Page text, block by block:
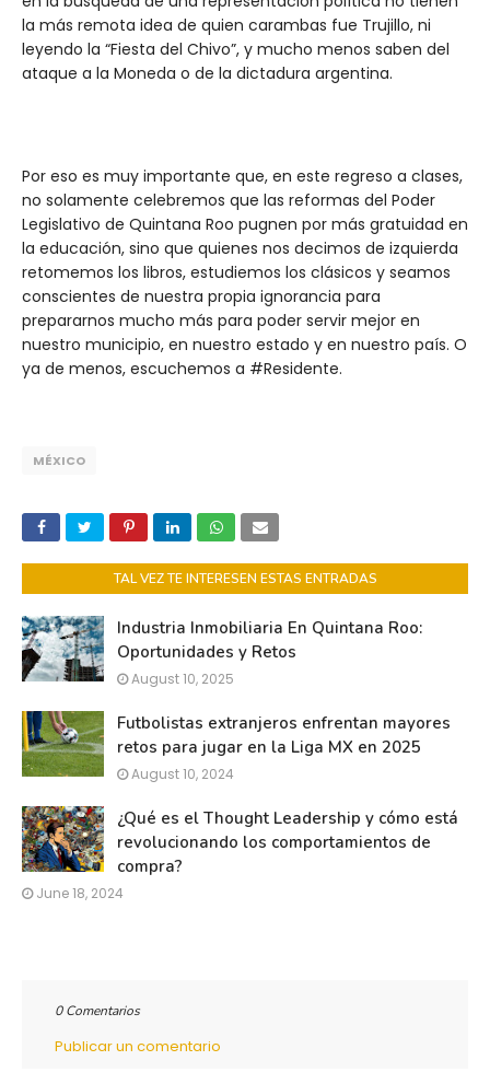
la más remota idea de quien carambas fue Trujillo, ni
leyendo la “Fiesta del Chivo”, y mucho menos saben del
ataque a la Moneda o de la dictadura argentina.
Por eso es muy importante que, en este regreso a clases,
no solamente celebremos que las reformas del Poder
Legislativo de Quintana Roo pugnen por más gratuidad en
la educación, sino que quienes nos decimos de izquierda
retomemos los libros, estudiemos los clásicos y seamos
conscientes de nuestra propia ignorancia para
prepararnos mucho más para poder servir mejor en
nuestro municipio, en nuestro estado y en nuestro país. O
ya de menos, escuchemos a #Residente.
MÉXICO
TAL VEZ TE INTERESEN ESTAS ENTRADAS
Industria Inmobiliaria En Quintana Roo:
Oportunidades y Retos
August 10, 2025
Futbolistas extranjeros enfrentan mayores
retos para jugar en la Liga MX en 2025
August 10, 2024
¿Qué es el Thought Leadership y cómo está
revolucionando los comportamientos de
compra?
June 18, 2024
0 Comentarios
Publicar un comentario